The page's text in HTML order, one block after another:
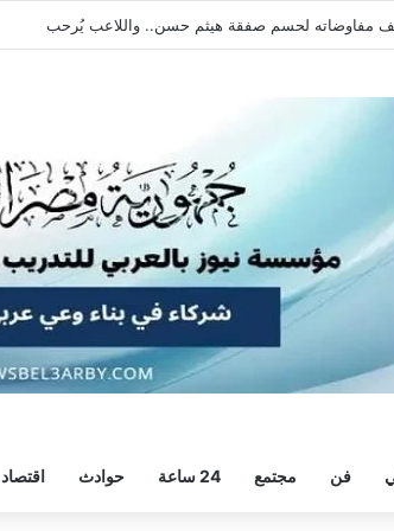
رحيل خوان بيزيرا ويطالبه بالعودة الفورية للتدريبات
فن مجتمع 24 ساعة حوادث اقتصاد